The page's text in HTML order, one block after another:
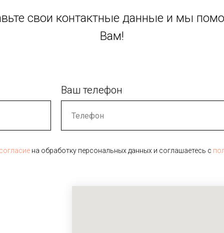
свои контактные данные и мы
Вам!
Ваш телефон
на обработку персональных данных и соглашаетесь c